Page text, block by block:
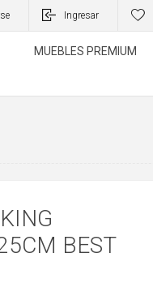
Ingresar
MUEBLES PREMIUM
BEST